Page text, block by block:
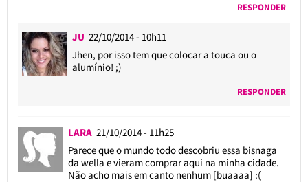
RESPONDER
JU 22/10/2014 - 10h11
Jhen, por isso tem que colocar a touca ou o
alumínio! ;)
RESPONDER
LARA 21/10/2014 - 11h25
Parece que o mundo todo descobriu essa bisnaga
da wella e vieram comprar aqui na minha cidade.
Não acho mais em canto nenhum [buaaaa] :(